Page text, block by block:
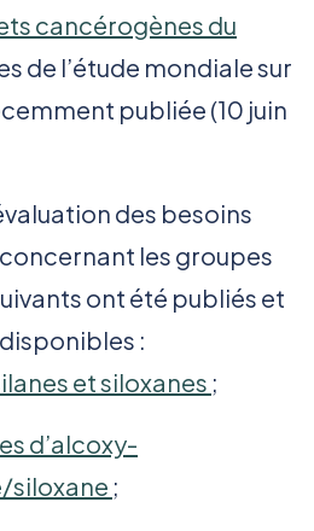
cancérogènes du
de l’étude mondiale sur
publiée (10 juin
des besoins
les groupes
ont été publiés et
:
et siloxanes ;
d’alcoxy-
siloxane ;